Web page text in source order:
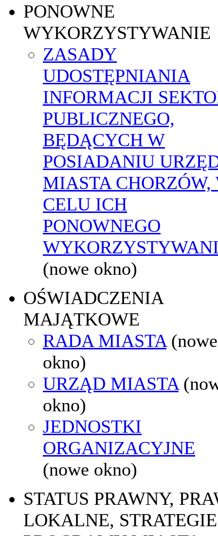
PONOWNE
WYKORZYSTYWANIE
ZASADY
UDOSTĘPNIANIA
INFORMACJI
PUBLICZNEGO,
BĘDĄCYCH W
POSIADANIU
MIASTA CHORZÓW,
CELU ICH
PONOWNEGO
(nowe okno)
OŚWIADCZENIA
MAJĄTKOWE
RADA MIASTA (nowe
okno)
URZĄD MIASTA
okno)
JEDNOSTKI
ORGANIZACYJNE
(nowe okno)
STATUS PRAWNY,
LOKALNE,